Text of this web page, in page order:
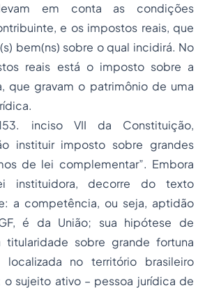
em conta as condições
e os impostos reais, que
bem(ns) sobre o qual incidirá. No
reais está o imposto sobre a
que gravam o patrimônio de uma
inciso VII da Constituição,
instituir imposto sobre grandes
de lei complementar”. Embora
instituidora, decorre do texto
a competência, ou seja, aptidão
é da União; sua hipótese de
titularidade sobre grande fortuna
localizada no território brasileiro
sujeito ativo – pessoa jurídica de